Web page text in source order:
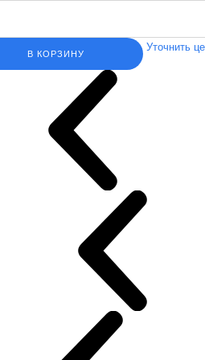
В КОРЗИНУ
Уточнить